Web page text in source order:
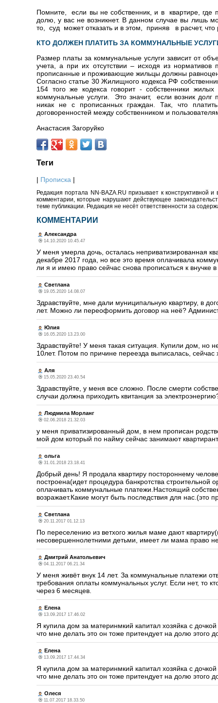
Помните, если вы не собственник, и в квартире,
долю, у вас не возникнет. В данном случае вы лишь
то, суд может отказать и в этом, приняв в расчет, что
КТО ДОЛЖЕН ПЛАТИТЬ ЗА КОММУНАЛЬНЫЕ
Размер платы за коммунальные услуги зависит от
учета, а при их отсутствии – исходя из
прописанные и проживающие жильцы должны
Согласно статье 30 Жилищного кодекса РФ
154 того же кодекса говорит - собственники
коммунальные услуги. Это значит, если возник долг
никак не с прописанных граждан. Так, что
договоренностей между собственником и
Анастасия Загоруйко
Теги
| Прописка |
Редакция портала NN-BAZA.RU призывает к конструктивной
комментарии, которые нарушают действующее
теме публикации. Редакция не несёт ответственности за
КОММЕНТАРИИ
Александра
14.10.2020 10.45.47
У меня умерла дочь, осталась неприватизированная
декабре 2017 года, но все это время оплачивала
ли я и имею право сейчас снова прописаться к внучке в
Светлана
19.05.2020 14.08.07
Здравствуйте, мне дали муниципальную квартиру, в
лет. Можно ли переоформить договор на неё?
Юлия
16.05.2020 13.23.00
Здравствуйте! У меня такая ситуация. Купили дом,
10лет. Потом по причине переезда выписалась,
Аля
15.05.2020 23.40.54
Здравствуйте, у меня все сложно. После смерти
случаи должна приходить квитанция за
Людмила Морланг
02.06.2018 21.32.03
у меня приватизированный дом, в нем прописан
мой дом который по найму сейчас занимают
ольга
31.01.2018 23.18.41
Добрый день! Я продала квартиру постороннему
построена(идет процедура банкротства
оплачивать коммунальные платежи.Настоящий
возражает.Какие могут быть последствия для нас.(это
Светлана
20.11.2017 01.12.13
По переселению из ветхого жилья маме дают
несовершеннолетними детьми, имеет ли мама право
Дмитрий Анатольевич
04.11.2017 06.21.34
У меня живёт внук 14 лет. За коммунальные платежи
требования оплаты коммунальных услуг. Если нет, то
через 6 месяцев.
Елена
13.09.2017 17.46.02
Я купила дом за материнмкий капитал хозяйка с
что мне делать это он тоже притендует на долю этого
Елена
13.09.2017 17.44.34
Я купила дом за материнмкий капитал хозяйка с
что мне делать это он тоже притендует на долю этого
Олеся
11.07.2017 18.33.50